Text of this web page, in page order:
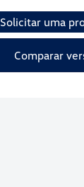
Solicitar uma
Comparar